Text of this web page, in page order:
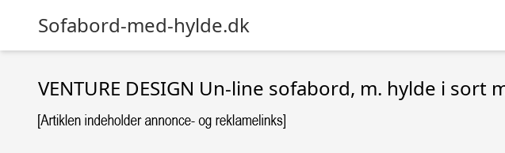
Sofabord-med-hylde.dk
VENTURE DESIGN Un-line sofabord, m. hylde i